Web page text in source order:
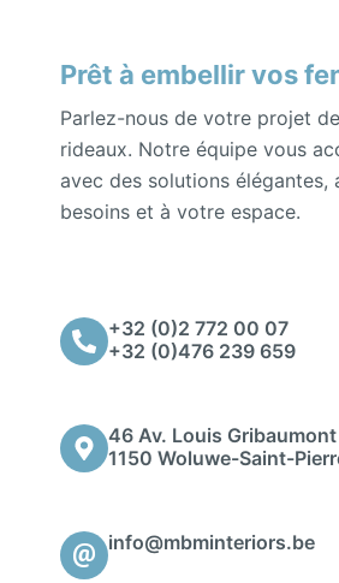
Prêt à embellir vos
Parlez-nous de votre projet
rideaux. Notre équipe vous
avec des solutions élégantes,
besoins et à votre espace.
+32 (0)2 772 00 07
+32 (0)476 239 659
46 Av. Louis Gribaumont
1150 Woluwe-Saint-
info@mbminteriors.be